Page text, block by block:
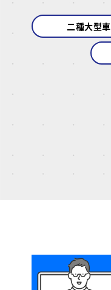
二種大型車